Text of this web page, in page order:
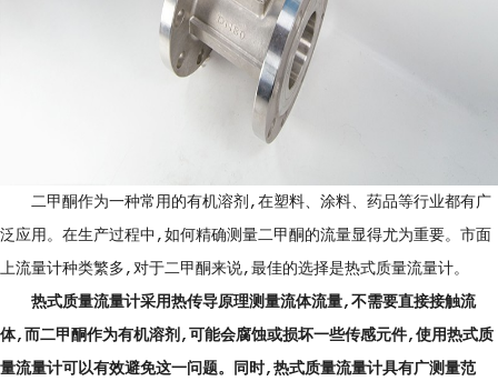
二甲酮作为一种常用的有机溶剂,在塑料、涂料、药品等行业都有广
泛应用。在生产过程中,如何精确测量二甲酮的流量显得尤为重要。市面
上流量计种类繁多,对于二甲酮来说,最佳的选择是热式质量流量计。
热式质量流量计采用热传导原理测量流体流量,不需要直接接触流
体,而二甲酮作为有机溶剂,可能会腐蚀或损坏一些传感元件,使用热式质
量流量计可以有效避免这一问题。同时,热式质量流量计具有广测量范